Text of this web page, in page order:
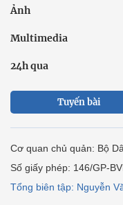
Ảnh
Multimedia
24h qua
Tuyến bài
Cơ quan chủ quản: Bộ
Số giấy phép: 146/GP-
Tổng biên tập: Nguyễn